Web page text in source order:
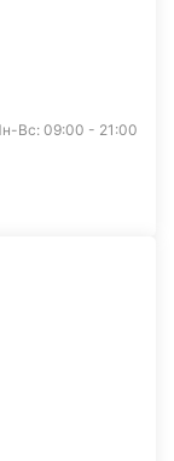
Вс: 09:00 - 21:00